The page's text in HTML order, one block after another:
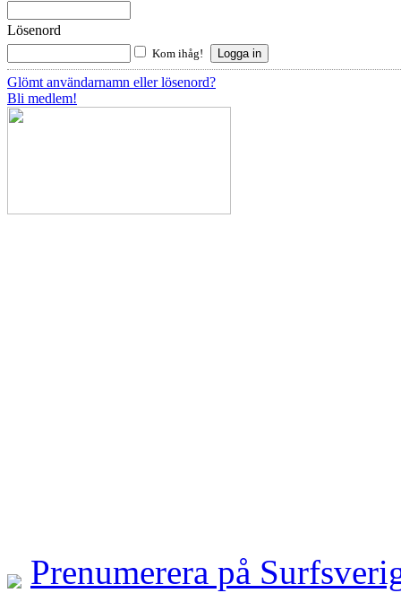
Lösenord
Kom ihåg!
Glömt användarnamn eller lösenord?
Bli medlem!
Prenumerera på